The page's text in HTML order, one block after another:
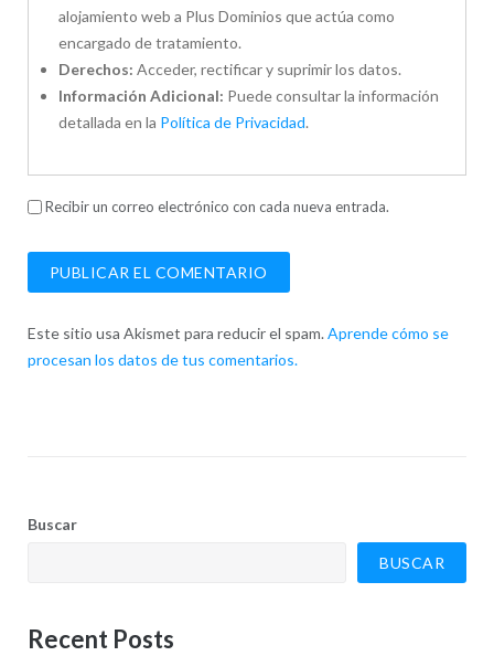
alojamiento web a Plus Dominios que actúa como
encargado de tratamiento.
Derechos: Acceder, rectificar y suprimir los datos.
Información Adicional: Puede consultar la información
detallada en la Política de Privacidad.
Recibir un correo electrónico con cada nueva entrada.
Este sitio usa Akismet para reducir el spam. Aprende cómo se
procesan los datos de tus comentarios.
Buscar
BUSCAR
Recent Posts